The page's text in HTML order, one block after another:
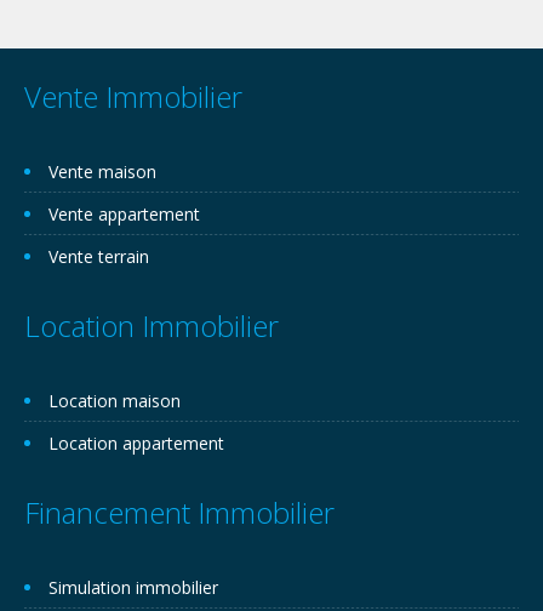
Vente Immobilier
Vente maison
Vente appartement
Vente terrain
Location Immobilier
Location maison
Location appartement
Financement Immobilier
Simulation immobilier